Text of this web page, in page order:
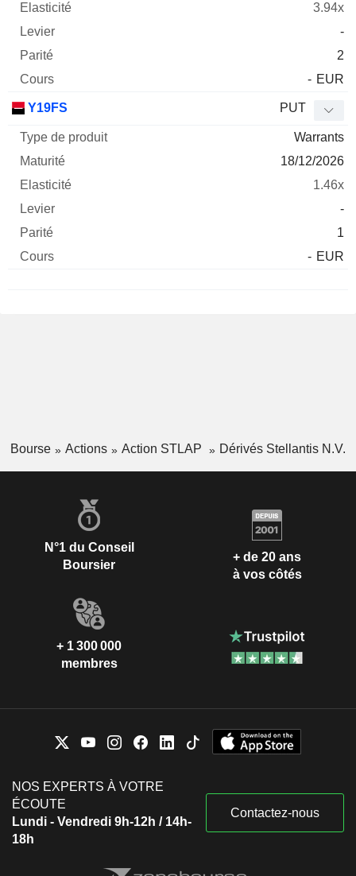
3.94x
-
2
- EUR
Y19FS PUT
Warrants
18/12/2026
1.46x
-
1
- EUR
Bourse Actions Action STLAP Dérivés Stellantis N.V.
N°1 du Conseil
Boursier
+ de 20 ans
à vos côtés
+ 1 300 000
membres
NOS EXPERTS À VOTRE
ÉCOUTE
Lundi - Vendredi 9h-12h / 14h-
18h
Contactez-nous